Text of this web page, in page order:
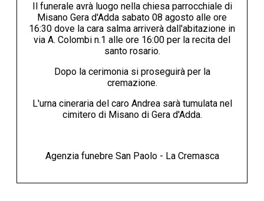
Il funerale avrà luogo nella chiesa parrocchiale di
Misano Gera d'Adda sabato 08 agosto alle ore
16:30 dove la cara salma arriverà dall'abitazione in
via A. Colombi n.1 alle ore 16:00 per la recita del
santo rosario.
Dopo la cerimonia si proseguirà per la
cremazione.
L'urna cineraria del caro Andrea sarà tumulata nel
cimitero di Misano di Gera d'Adda.
Agenzia funebre San Paolo - La Cremasca